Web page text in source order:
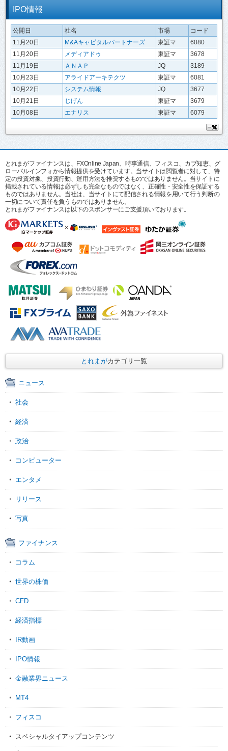
IPO情報
公開日 社名 市場
コード
11月20日
M&Aキャピタルパートナーズ 東証マ
6080
11月20日
メディアドゥ 東証マ
3678
11月19日
ＡＮＡＰ JQ
3189
10月23日
アライドアーキテクツ 東証マ
6081
10月22日
システム情報 JQ
3677
10月21日
じげん 東証マ
3679
10月08日
エナリス 東証マ 6079
とれまがファイナンスは、FXOnline Japan、時事通信、フィスコ、カブ知恵、グ
ローバルインフォから情報提供を受けています。当サイトは閲覧者に対して、特
定の投資対象、投資行動、運用方法を推奨するものではありません。当サイトに
掲載されている情報は必ずしも完全なものではなく、正確性・安全性を保証する
ものではありません。当社は、当サイトにて配信される情報を用いて行う判断の
一切について責任を負うものではありません。
とれまがファイナンスは以下のスポンサーにご支援頂いております。
とれまがカテゴリ一覧
ニュース
社会
経済
政治
コンピューター
エンタメ
リリース
写真
ファイナンス
コラム
世界の株価
CFD
経済指標
IR動画
IPO情報
金融業界ニュース
MT4
フィスコ
スペシャルタイアップコンテンツ